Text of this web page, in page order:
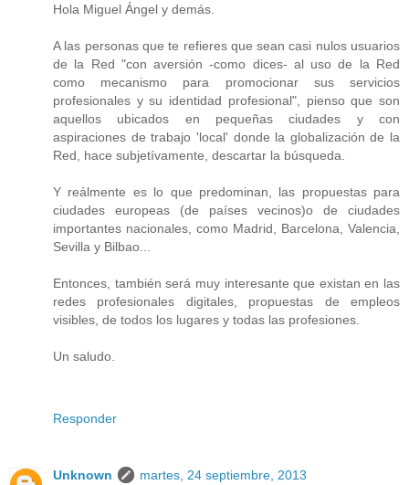
Hola Miguel Ángel y demás.
A las personas que te refieres que sean casi nulos usuarios
de la Red "con aversión -como dices- al uso de la Red
como mecanismo para promocionar sus servicios
profesionales y su identidad profesional", pienso que son
aquellos ubicados en pequeñas ciudades y con
aspiraciones de trabajo 'local' donde la globalización de la
Red, hace subjetívamente, descartar la búsqueda.
Y reálmente es lo que predominan, las propuestas para
ciudades europeas (de países vecinos)o de ciudades
importantes nacionales, como Madrid, Barcelona, Valencia,
Sevilla y Bilbao...
Entonces, también será muy interesante que existan en las
redes profesionales digitales, propuestas de empleos
visibles, de todos los lugares y todas las profesiones.
Un saludo.
Responder
Unknown
martes, 24 septiembre, 2013